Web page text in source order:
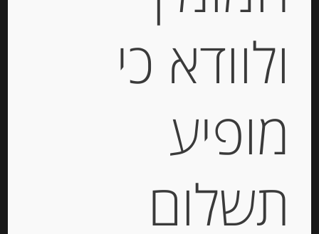
Rinaldi
46.00
ולוודא כי
מופיע
תשלום